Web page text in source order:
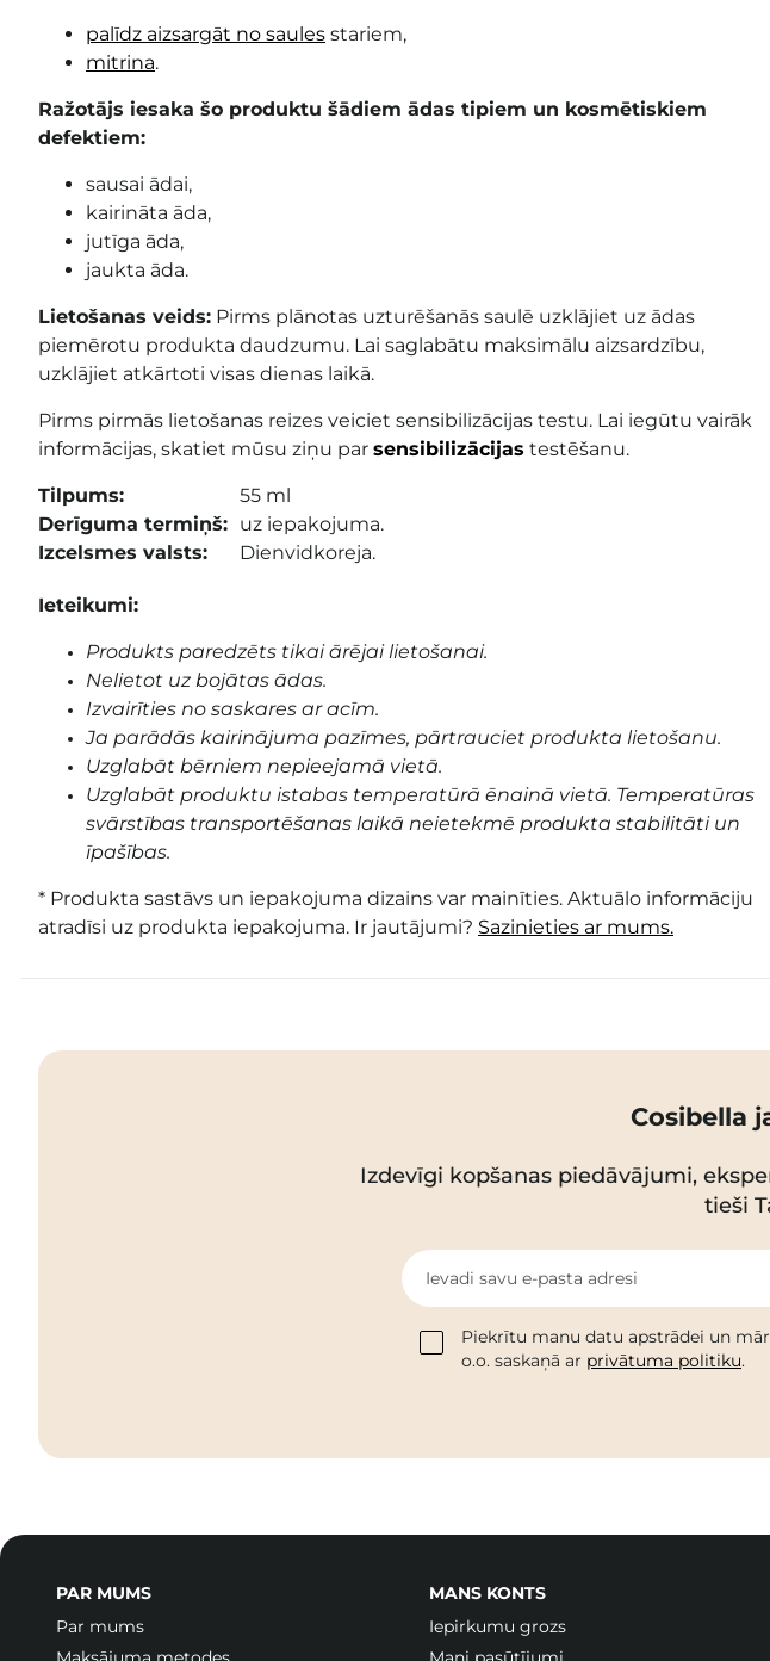
palīdz aizsargāt no saules stariem,
mitrina.
Ražotājs iesaka šo produktu šādiem ādas tipiem un kosmētiskiem
defektiem:
sausai ādai,
kairināta āda,
jutīga āda,
jaukta āda.
Lietošanas veids: Pirms plānotas uzturēšanās saulē uzklājiet uz ādas
piemērotu produkta daudzumu. Lai saglabātu maksimālu aizsardzību,
uzklājiet atkārtoti visas dienas laikā.
Pirms pirmās lietošanas reizes veiciet sensibilizācijas testu. Lai iegūtu vairāk
informācijas, skatiet mūsu ziņu par sensibilizācijas testēšanu.
Tilpums:
55 ml
Derīguma termiņš: uz iepakojuma.
Izcelsmes valsts:
Dienvidkoreja.
Ieteikumi:
Produkts paredzēts tikai ārējai lietošanai.
Nelietot uz bojātas ādas.
Izvairīties no saskares ar acīm.
Ja parādās kairinājuma pazīmes, pārtrauciet produkta lietošanu.
Uzglabāt bērniem nepieejamā vietā.
Uzglabāt produktu istabas temperatūrā ēnainā vietā. Temperatūras
svārstības transportēšanas laikā neietekmē produkta stabilitāti un
īpašības.
* Produkta sastāvs un iepakojuma dizains var mainīties. Aktuālo informāciju
atradīsi uz produkta iepakojuma. Ir jautājumi? Sazinieties ar mums.
Cosibella
Izdevīgi kopšanas piedāvājumi,
tieši
Ievadi savu e-pasta adresi
Piekrītu manu datu apstrādei un
o.o. saskaņā ar privātuma politiku.
PAR MUMS
Par mums
MANS KONTS
Iepirkumu grozs